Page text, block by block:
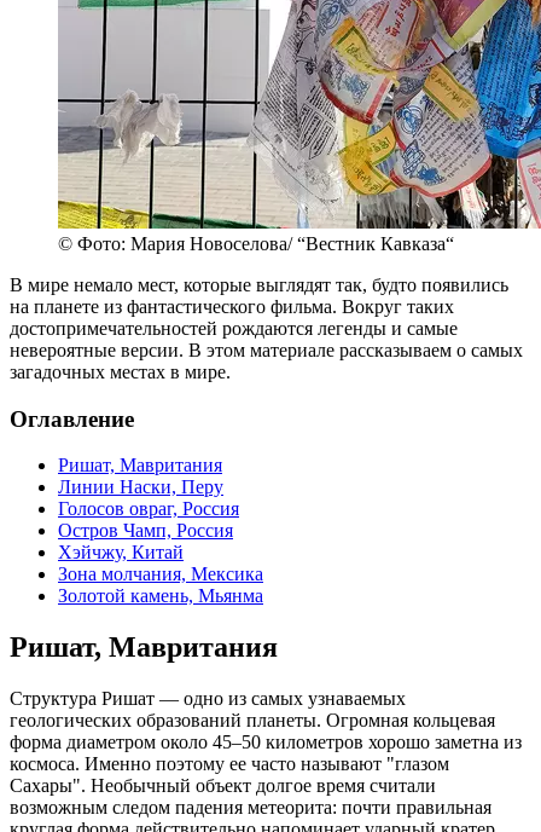
© Фото: Мария Новоселова/ “Вестник Кавказа“
В мире немало мест, которые выглядят так, будто появились
на планете из фантастического фильма. Вокруг таких
достопримечательностей рождаются легенды и самые
невероятные версии. В этом материале рассказываем о самых
загадочных местах в мире.
Оглавление
Ришат, Мавритания
Линии Наски, Перу
Голосов овраг, Россия
Остров Чамп, Россия
Хэйчжу, Китай
Зона молчания, Мексика
Золотой камень, Мьянма
Ришат, Мавритания
Структура Ришат — одно из самых узнаваемых
геологических образований планеты. Огромная кольцевая
форма диаметром около 45–50 километров хорошо заметна из
космоса. Именно поэтому ее часто называют "глазом
Сахары". Необычный объект долгое время считали
возможным следом падения метеорита: почти правильная